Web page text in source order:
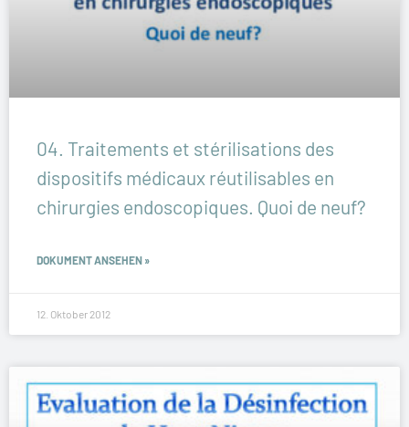
04. Traitements et stérilisations des
dispositifs médicaux réutilisables en
chirurgies endoscopiques. Quoi de neuf?
DOKUMENT ANSEHEN »
12. Oktober 2012